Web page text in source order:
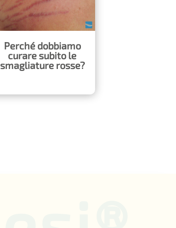
Perché dobbiamo
curare subito le
smagliature rosse?